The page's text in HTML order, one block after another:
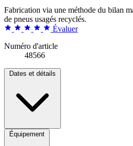
Fabrication via une méthode du bilan
de pneus usagés recyclés.
Évaluer
Numéro d'article
48566
Dates et détails
Équipement